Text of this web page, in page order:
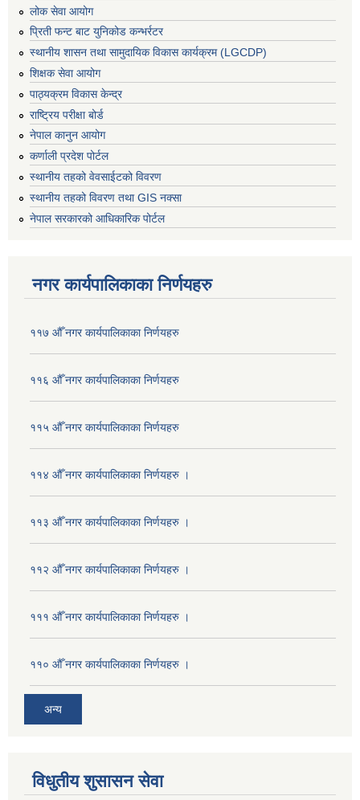
लोक सेवा आयोग
प्रिती फन्ट बाट युनिकोड कन्भर्रटर
स्थानीय शासन तथा सामुदायिक विकास कार्यक्रम (LGCDP)
शिक्षक सेवा आयोग
पाठ्यक्रम विकास केन्द्र
राष्ट्रिय परीक्षा बोर्ड
नेपाल कानुन आयोग
कर्णाली प्रदेश पोर्टल
स्थानीय तहको वेवसाईटको विवरण
स्थानीय तहको विवरण तथा GIS नक्सा
नेपाल सरकारको आधिकारिक पोर्टल
नगर कार्यपालिकाका निर्णयहरु
११७ औँ नगर कार्यपालिकाका निर्णयहरु
११६ औँ नगर कार्यपालिकाका निर्णयहरु
११५ औँ नगर कार्यपालिकाका निर्णयहरु
११४ औँ नगर कार्यपालिकाका निर्णयहरु ।
११३ औँ नगर कार्यपालिकाका निर्णयहरु ।
११२ औँ नगर कार्यपालिकाका निर्णयहरु ।
१११ औँ नगर कार्यपालिकाका निर्णयहरु ।
११० औँ नगर कार्यपालिकाका निर्णयहरु ।
अन्य
विधुतीय शुसासन सेवा